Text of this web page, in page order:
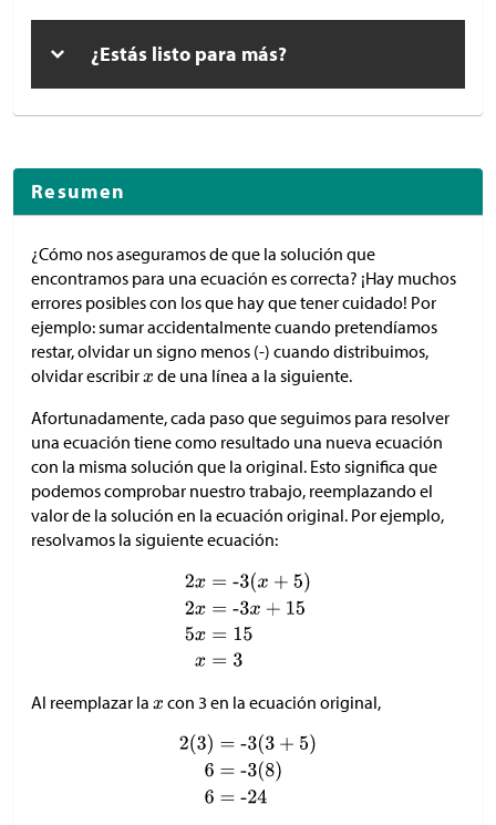
¿Estás listo para más?
Resumen
¿Cómo nos aseguramos de que la solución que
encontramos para una ecuación es correcta? ¡Hay muchos
errores posibles con los que hay que tener cuidado! Por
ejemplo: sumar accidentalmente cuando pretendíamos
restar, olvidar un signo menos (-) cuando distribuimos,
olvidar escribir
de una línea a la siguiente.
Afortunadamente, cada paso que seguimos para resolver
una ecuación tiene como resultado una nueva ecuación
con la misma solución que la original. Esto significa que
podemos comprobar nuestro trabajo, reemplazando el
valor de la solución en la ecuación original. Por ejemplo,
resolvamos la siguiente ecuación:
Al reemplazar la con 3 en la ecuación original,